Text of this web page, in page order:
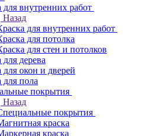
для внутренних работ
Назад
для внутренних работ
для потолка
для стен и потолков
для дерева
для окон и дверей
для пола
покрытия
Назад
покрытия
краска
краска